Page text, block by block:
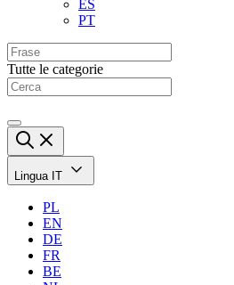
ES
PT
Tutte le categorie
Lingua IT
PL
EN
DE
FR
BE